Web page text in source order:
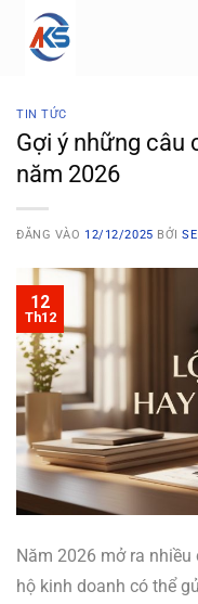
TIN TỨC
Gợi ý những câu
năm 2026
ĐĂNG VÀO 12/12/2025 BỞI
12
Th12
Năm 2026 mở ra
hộ kinh doanh có thể